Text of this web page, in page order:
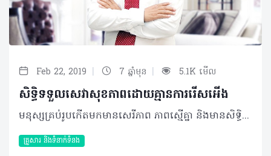
Feb 22, 2019 | 7 ឆ្នាំមុន | 5.1K មើល
សិទ្ធិទទួលសេវាសុខភាពដោយគ្មានការរើសអើង
មនុស្សគ្រប់រូបកើតមកមានសេរីភាព ភាពស្មើគ្នា និងមានសិទ្ធិក្នុងការទទួលសេវាថែទាំព្យាបាលដោយមិនមានការប្រកាន់អំពីពូជសាសន៍ សញ្ជាតិ ពណ៌សម្បុរ សាសនា ភាសា អាយុ ភេទ ស្ថានភាពគ្រួសារ ស្ថានភាពសេដ្ឋកិច្ចស្ថានភាពសង្គម និងនិន្នាការនយោបាយឡើយ។ ជាក់ស្តែង សិទ្ធិទីមួយរបស់អ្នកជំងឺ ឬអតិថិជនក្នុងចំណោមសិទ្ធិទាំង៧នោះគឺ សិទ្ធិស្មើភាព និងសិទ្ធិមិនរើសអើងគ្រប់បែបយ៉ាង ដែលការអនុវត្តជារួម មានដូចជា៖ • ការផ្តល់សេវាប្រកបដោយគុណភាពទៅតាមស្តង់ដាជាតិដែលបានកំណត់ដល់អតិថិជន ឬអ្នកជំងឺទាំងអស់ដោយមិនប្រកាន់ពូជសាសន៍ សញ្ជាតិពណ៌សម្បុរ សាសនា ភាសា អាយុ ភេទ ស្ថានភាពគ្រួសារ ស្ថានភាពសេដ្ឋកិច្ចស្ថានភាពសង្គម និងនិន្នាការនយោបាយ។ • សិទ្ធិអ្នកជំងឺស្តីពីភាពស្មើគ្នា និងសិទ្ធិមិនរើសអើងមានចែងក្នុងក្រសីលធម៌វិជ្ជាជីវៈវេជ្ជសាស្រ្ត - អ្នកផ្តល់សេវាសុខភាពមានកាតព្វកិច្ចត្រូវគោរពសិទ្ធិនេះពេញមួយអាជីពរបស់ខ្លួន - ក្រសួងសុខាភិបាល និងមន្រី្តទទួលបន្ទុកមូលដ្ឋានសុខាភិបាល ត្រូវធ្វើឲ្យអ្នកផ្តល់សេវាសុខភាពបានយល់ដឹងនិងអនុវត្តក្រមសីលធម៌វិជ្ជាជីវៈវេជ្ជសាស្រ្ត។ • ស្របតាមគោលនយោបាយវិមជ្ឈការ ក្រុមប្រឹក្សាឃុំសង្កាត់ត្រូវតែមានតួនាទីក្នុងការពន្យល់ឲ្យបានច្បាស់លាស់អំពីសិទ្ធិអតិថិជនដល់៖ - ប្រជាជនក្រីក្រ - ជនងាយរងគ្រោះ - និងផ្តល់ការគាំទ្រនៅពេលណាដែលពួកគាត់ត្រូវការ។ • ការផ្សព្វផ្សាយព័ត៌មានបន្ថែមអាចធ្វើឡើងក្រោមរូបភាព៖ - ការទំនាក់ទំនងអន្តរបុគ្គល - យុទ្ធនាការអប់រំ - សម្ភារបោះពុម្ព (ចែកខិត្តប័ណ្ណ ឬផ្ទាំងរូបភាព) - ប្រព័ន្ធផ្សព្វផ្សាយអេឡិចត្រូនិច (វិទ្យុ ទូរទស្សន៍ និងវិបសាយ)។ • អប់រំដល់គ្រូបង្រៀនអាចមានតួនាទីសំខាន់ក្នុងការផ្សព្វផ្សាយសិទ្ធិអតិថិជនទៅដល់សិស្សានុសិស្ស។ តើការទទួលខុសត្រូវចំពោះសិទ្ធិស្មើភាព និងសិទ្ធិមិនរើសអើងគ្រប់បែបយ៉ាងមានអ្វីខ្លះ? ការទទួលខុសត្រូវអ្នកជំងឺត្រូវតែសកម្មខ្លួនឯងក្នុងការស្វែងយល់អំពីសិទ្ធិរបស់ខ្លួន ដែលគាត់អាចរកជំនួយបានតាមរយ៖ • គណៈកម្មការគ្រប់គ្រងមណ្ឌលសុខភាព ឬមន្ទីរពេទ្យ • ក្រុមទ្រទ្រង់សុខភាពភូមិ • បុគ្គលិកសុខភាព និងក្រុមប្រឹក្សាឃុំ/សង្កាត់។ បកស្រាយដោយ៖ វេជ្ជបណ្ឌិត ឡាក់ ឡេង នាយករងនៃមជ្ឈមណ្ឌលជាតិលើកកម្ពស់សុខភាព ©2019 រក្សាសិទ្ធិគ្រប់យ៉ាង​ដោយ Healthtime Corporation ចំពោះគ្រប់អត្ថបទដោយគ្មានផ្នែកណាមួយត្រូវបោះពុម្ពផ្សាយចូល ប្រព័ន្ធអ៊ីនធឺណែតឧបករណ៍អេឡិចត្រូនិកអាត់ជាសំឡេងឬថតចំលងគ្រប់រូបភាពដោយគ្មានការអនុញ្ញាតឡើយ
គ្រួសារ​ និងទំនាក់ទំនង